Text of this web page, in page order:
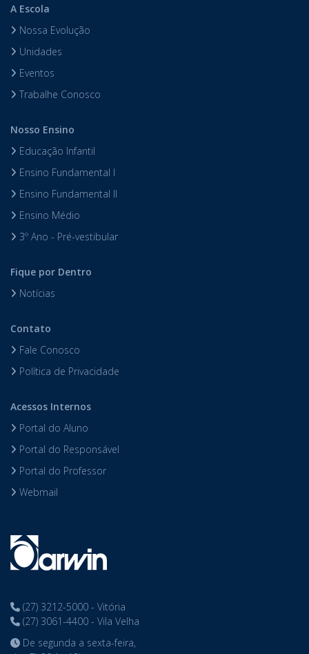
A Escola
Nossa Evolução
Unidades
Eventos
Trabalhe Conosco
Nosso Ensino
Educação Infantil
Ensino Fundamental I
Ensino Fundamental II
Ensino Médio
3º Ano - Pré-vestibular
Fique por Dentro
Notícias
Contato
Fale Conosco
Política de Privacidade
Acessos Internos
Portal do Aluno
Portal do Responsável
Portal do Professor
Webmail
(27) 3212-5000 - Vitória
(27) 3061-4400 - Vila Velha
De segunda a sexta-feira,